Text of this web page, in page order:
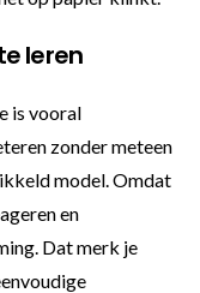
leren
is vooral
zonder meteen
model. Omdat
en
Dat merk je